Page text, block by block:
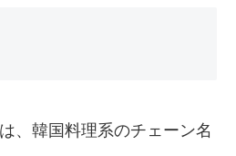
、韓国料理系のチェーン名